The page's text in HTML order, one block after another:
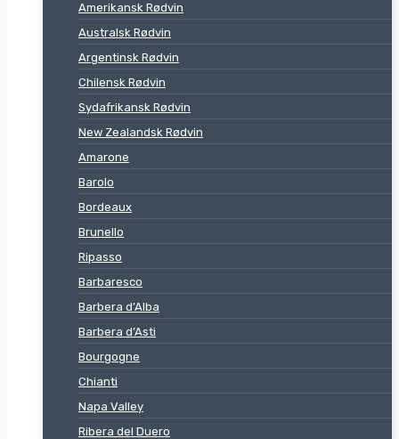
Amerikansk Rødvin
Australsk Rødvin
Argentinsk Rødvin
Chilensk Rødvin
Sydafrikansk Rødvin
New Zealandsk Rødvin
Amarone
Barolo
Bordeaux
Brunello
Ripasso
Barbaresco
Barbera d’Alba
Barbera d’Asti
Bourgogne
Chianti
Napa Valley
Ribera del Duero